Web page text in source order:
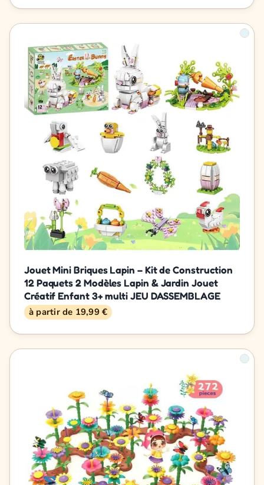
Jouet Mini Briques Lapin – Kit de Construction
12 Paquets 2 Modèles Lapin & Jardin Jouet
Créatif Enfant 3+ multi JEU DASSEMBLAGE
à partir de 19,99 €